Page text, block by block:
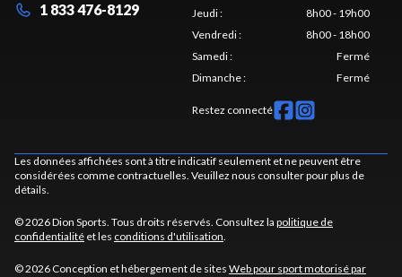
1 833 476-8129
Jeudi:
8h00 - 19h00
Vendredi:
8h00 - 18h00
Samedi:
Fermé
Dimanche: Fermé
Restez connecté
Les données affichées sont à titre indicatif seulement et ne peuvent être
considérées comme contractuelles. Veuillez nous consulter pour plus de
détails.
© 2026 Dion Sports. Tous droits réservés. Consultez la politique de
confidentialité et les conditions d'utilisation.
© 2026 Conception et hébergement de sites Web pour sport motorisé par